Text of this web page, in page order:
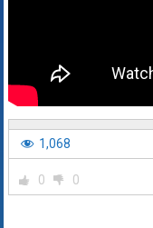
1,068
0 0